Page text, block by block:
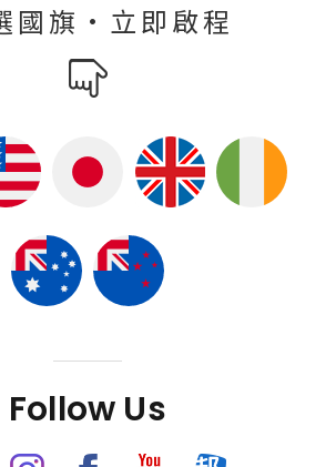
國旗·立即啟程
Follow Us